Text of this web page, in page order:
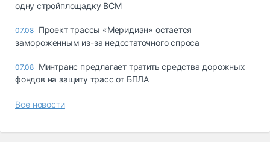
одну стройплощадку ВСМ
07.08 Проект трассы «Меридиан» остается
замороженным из-за недостаточного спроса
07.08 Минтранс предлагает тратить средства дорожных
фондов на защиту трасс от БПЛА
Все новости